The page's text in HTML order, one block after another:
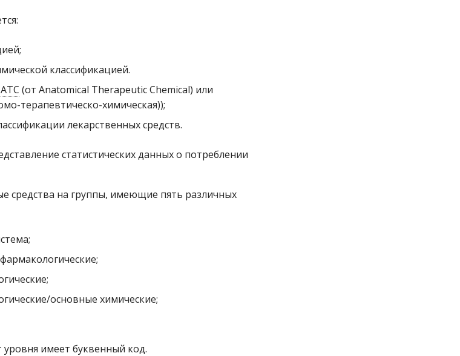
классификацией.
АТС (от Anatomical Therapeutic Chemical) или
терапевтическо-химическая));
лекарственных средств.
статистических данных о потреблении
средства на группы, имеющие пять различных
основные химические;
уровня имеет буквенный код.